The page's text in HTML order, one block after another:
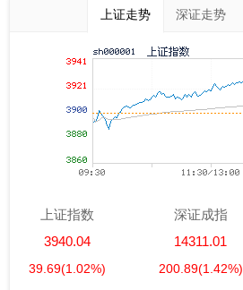
上证走势 深证走势
上证指数
3940.04
39.69(1.02%)
深证成指
14311.01
200.89(1.42%)